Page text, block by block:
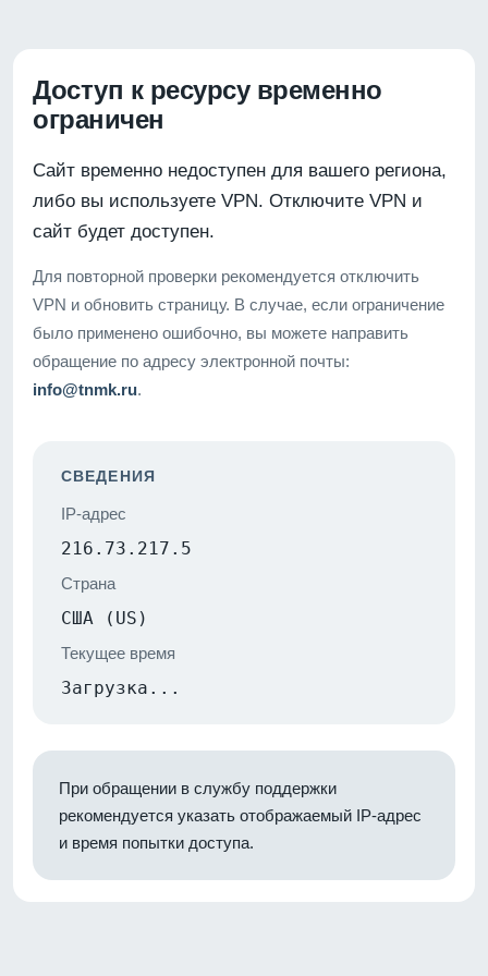
Доступ к ресурсу временно
ограничен
Сайт временно недоступен для вашего региона,
либо вы используете VPN. Отключите VPN и
сайт будет доступен.
Для повторной проверки рекомендуется отключить
VPN и обновить страницу. В случае, если ограничение
было применено ошибочно, вы можете направить
обращение по адресу электронной почты:
info@tnmk.ru.
СВЕДЕНИЯ
IP-адрес
216.73.217.5
Страна
США (US)
Текущее время
Загрузка...
При обращении в службу поддержки
рекомендуется указать отображаемый IP-адрес
и время попытки доступа.